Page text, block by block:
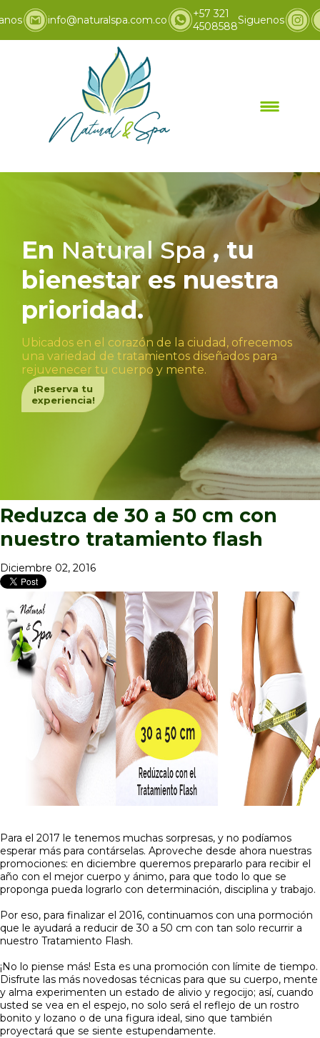
info@naturalspa.com.co
+57 321
4508588Siguenos
En Natural Spa, tu
bienestar es nuestra
prioridad.
Ubicados en el corazón de la ciudad, ofrecemos
una variedad de tratamientos diseñados para
rejuvenecer tu cuerpo y mente.
¡Reserva tu
experiencia!
Inicio>
Reduzca de 30 a 50 cm con
nuestro tratamiento flash
Diciembre 02, 2016
Para el 2017 le tenemos muchas sorpresas, y no podíamos
esperar más para contárselas. Aproveche desde ahora nuestras
promociones: en diciembre queremos prepararlo para recibir el
año con el mejor cuerpo y ánimo, para que todo lo que se
proponga pueda lograrlo con determinación, disciplina y trabajo.
Por eso, para finalizar el 2016, continuamos con una pormoción
que le ayudará a reducir de 30 a 50 cm con tan solo recurrir a
nuestro Tratamiento Flash.
¡No lo piense más! Esta es una promoción con límite de tiempo.
Disfrute las más novedosas técnicas para que su cuerpo, mente
y alma experimenten un estado de alivio y regocijo; así, cuando
usted se vea en el espejo, no solo será el reflejo de un rostro
bonito y lozano o de una figura ideal, sino que también
proyectará que se siente estupendamente.